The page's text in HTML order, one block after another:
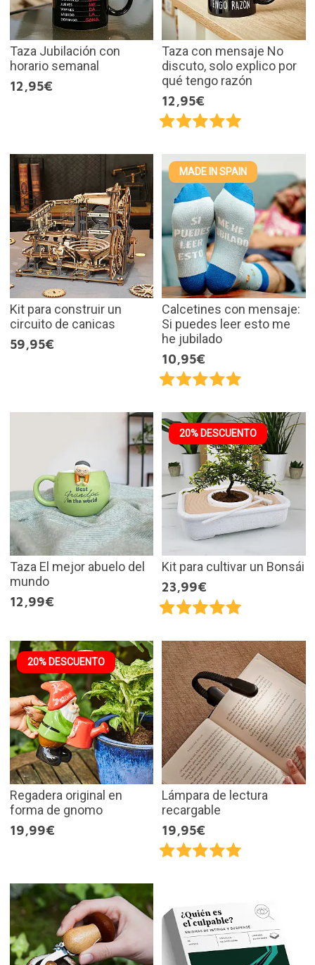
Taza Jubilación con
horario semanal
12,95€
Taza con mensaje No
discuto, solo explico por
qué tengo razón
12,95€
Kit para construir un
circuito de canicas
59,95€
MADE IN SPAIN
Calcetines con mensaje:
Si puedes leer esto me
he jubilado
10,95€
Taza El mejor abuelo del
mundo
12,99€
20% DESCUENTO
Kit para cultivar un Bonsái
23,99€
20% DESCUENTO
Regadera original en
forma de gnomo
19,99€
Lámpara de lectura
recargable
19,95€